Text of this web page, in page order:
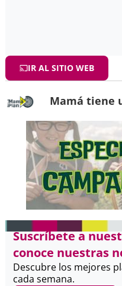
IR AL SITIO WEB
Mamá tiene
Suscríbete a
conoce nuestras
Descubre los mejores
cada semana.